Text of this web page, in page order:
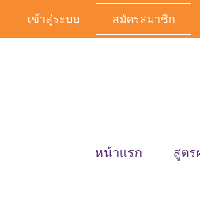
เข้าสู่ระบบ สมัครสมาชิก
หน้าแรก สูต